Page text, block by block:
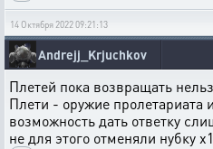
14 Октября 2022 09:21:13
Andrejj_Krjuchkov
Плетей пока возвращать
Плети - оружие пролетариата
возможность дать ответку
не для этого отменяли нубку